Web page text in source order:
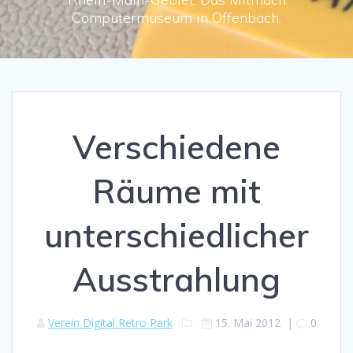
Computermuseum in Offenbach.
Verschiedene
Räume mit
unterschiedlicher
Ausstrahlung
Verein Digital Retro Park 15. Mai 2012 | 0